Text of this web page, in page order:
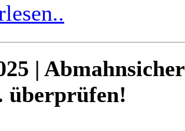
|
überprüfen!